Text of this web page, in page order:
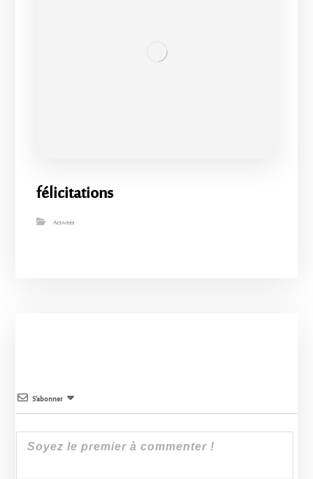
félicitations
Activités
S’abonner